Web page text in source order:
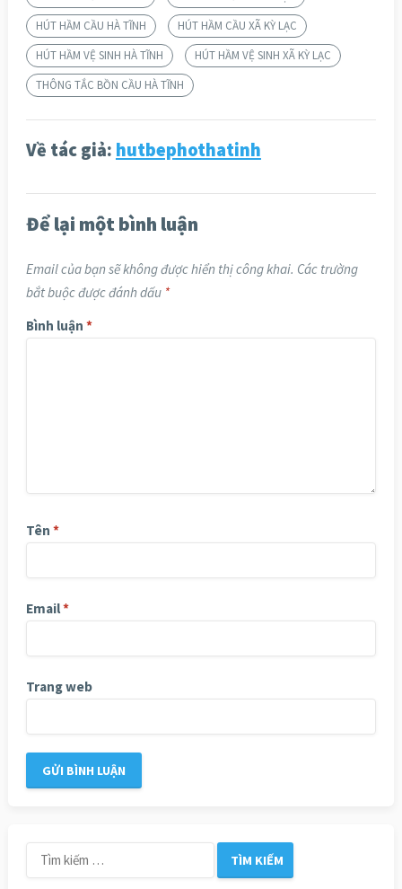
HÚT HẦM CẦU HÀ TĨNH
HÚT HẦM CẦU XÃ KỲ LẠC
HÚT HẦM VỆ SINH HÀ TĨNH
HÚT HẦM VỆ SINH XÃ KỲ LẠC
THÔNG TẮC BỒN CẦU HÀ TĨNH
Về tác giả: hutbephothatinh
Để lại một bình luận
Email của bạn sẽ không được hiển thị công khai. Các trường
bắt buộc được đánh dấu *
Bình luận *
Tên *
Email*
Trang web
Tìm
kiếm